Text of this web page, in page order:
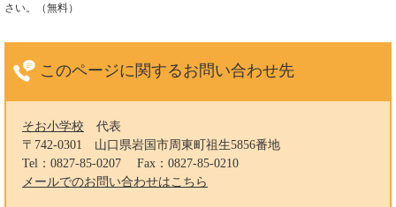
さい。（無料）
このページに関するお問い合わせ先
そお小学校
代表
〒742-0301
山口県岩国市周東町祖生5856番地
Tel：0827-85-0207
Fax：0827-85-0210
メールでのお問い合わせはこちら